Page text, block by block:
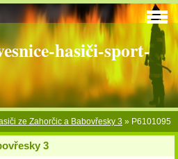
hasiči-sport-
ze Zahorčic a Babovřesky 3 » P6101095
3